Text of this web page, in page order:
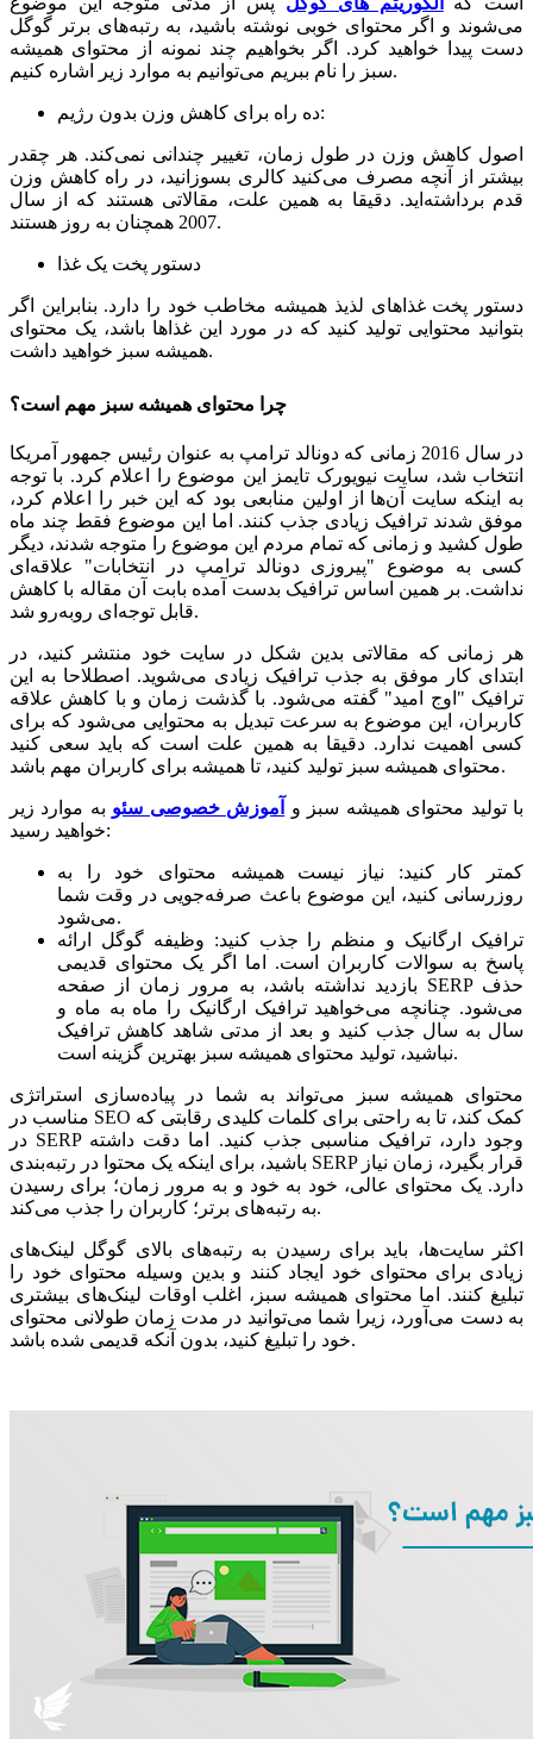
می‌شوند و اگر محتوای خوبی نوشته باشید، به رتبه‌های برتر گوگل
دست پیدا خواهید کرد. اگر بخواهیم چند نمونه از محتوای همیشه
سبز را نام ببریم می‌توانیم به موارد زیر اشاره کنیم.
ده راه برای کاهش وزن بدون رژیم:
اصول کاهش وزن در طول زمان، تغییر چندانی نمی‌کند. هر چقدر
بیشتر از آنچه مصرف می‌کنید کالری بسوزانید، در راه کاهش وزن
قدم برداشته‌اید. دقیقا به همین علت، مقالاتی هستند که از سال
2007 همچنان به روز هستند.
دستور پخت یک غذا
دستور پخت غذاهای لذیذ همیشه مخاطب خود را دارد. بنابراین اگر
بتوانید محتوایی تولید کنید که در مورد این غذاها باشد، یک محتوای
همیشه سبز خواهید داشت.
چرا محتوای همیشه سبز مهم است؟
در سال 2016 زمانی که دونالد ترامپ به عنوان رئیس جمهور آمریکا
انتخاب شد، سایت نیویورک تایمز این موضوع را اعلام کرد. با توجه
به اینکه سایت آن‌ها از اولین منابعی بود که این خبر را اعلام کرد،
موفق شدند ترافیک زیادی جذب کنند. اما این موضوع فقط چند ماه
طول کشید و زمانی که تمام مردم این موضوع را متوجه شدند، دیگر
کسی به موضوع "پیروزی دونالد ترامپ در انتخابات" علاقه‌ای
نداشت. بر همین اساس ترافیک بدست آمده بابت آن مقاله با کاهش
قابل توجه‌ای رو‌به‌رو شد.
هر زمانی که مقالاتی بدین شکل در سایت خود منتشر کنید، در
ابتدای کار موفق به جذب ترافیک زیادی می‌شوید. اصطلاحا به این
ترافیک "اوج امید" گفته می‌شود. با گذشت زمان و با کاهش علاقه
کاربران، این موضوع به سرعت تبدیل به محتوایی می‌شود که برای
کسی اهمیت ندارد. دقیقا به همین علت است که باید سعی کنید
محتوای همیشه سبز تولید کنید، تا همیشه برای کاربران مهم باشد.
با تولید محتوای همیشه سبز و آموزش خصوصی سئو به موارد زیر
خواهید رسید:
کمتر کار کنید: نیاز نیست همیشه محتوای خود را به
روزرسانی کنید، این موضوع باعث صرفه‌جویی در وقت شما
می‌شود.
ترافیک ارگانیک و منظم را جذب کنید: وظیفه گوگل ارائه
پاسخ به سوالات کاربران است. اما اگر یک محتوای قدیمی
بازدید نداشته باشد، به مرور زمان از صفحه SERP حذف
می‌شود. چنانچه می‌خواهید ترافیک ارگانیک را ماه به ماه و
سال به سال جذب کنید و بعد از مدتی شاهد کاهش ترافیک
نباشید، تولید محتوای همیشه سبز بهترین گزینه است.
محتوای همیشه سبز می‌تواند به شما در پیاده‌سازی استراتژی
مناسب در SEO کمک کند، تا به راحتی برای کلمات کلیدی رقابتی که
در SERP وجود دارد، ترافیک مناسبی جذب کنید. اما دقت داشته
باشید، برای اینکه یک محتوا در رتبه‌بندی SERP قرار بگیرد، زمان نیاز
دارد. یک محتوای عالی، خود به خود و به مرور زمان؛ برای رسیدن
به رتبه‌های برتر؛ کاربران را جذب می‌کند.
اکثر سایت‌ها، باید برای رسیدن به رتبه‌های بالای گوگل لینک‌های
زیادی برای محتوای خود ایجاد کنند و بدین وسیله محتوای خود را
تبلیغ کنند. اما محتوای همیشه سبز، اغلب اوقات لینک‌های بیشتری
به دست می‌آورد، زیرا شما می‌توانید در مدت زمان طولانی محتوای
خود را تبلیغ کنید، بدون آنکه قدیمی شده باشد.